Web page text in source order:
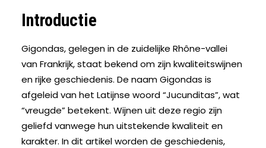
Introductie
Gigondas, gelegen in de zuidelijke Rhône-vallei
van Frankrijk, staat bekend om zijn kwaliteitswijnen
en rijke geschiedenis. De naam Gigondas is
afgeleid van het Latijnse woord “Jucunditas”, wat
“vreugde” betekent. Wijnen uit deze regio zijn
geliefd vanwege hun uitstekende kwaliteit en
karakter. In dit artikel worden de geschiedenis,